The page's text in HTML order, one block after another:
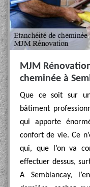
MJM
cheminée à
Que ce soit sur
bâtiment
qui apporte
confort de vie. Ce
qui, que l’on va
effectuer dessus,
A Semblancay,